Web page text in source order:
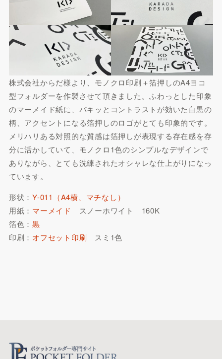
株式会社からだ様より、モノクロ印刷＋箔押しのA4ヨコ
型フォルダーを作製させて頂きました。ふわっとした印象
のマーメイド紙に、パキッとコントラストが効いた白黒の
柄、アクセントになる箔押しのロゴがとても印象的です。
メリハリある対照的な質感は箔押しが表現する存在感を存
分に活かしていて、モノクロ1色のシンプルなデザインで
ありながら、とても洗練されたオシャレな仕上がりになっ
ています。
形状：Y-011（A4横、マチなし）
用紙： マーメイド
スノーホワイト 160K
箔色：黒
印刷： オフセット印刷 スミ1色